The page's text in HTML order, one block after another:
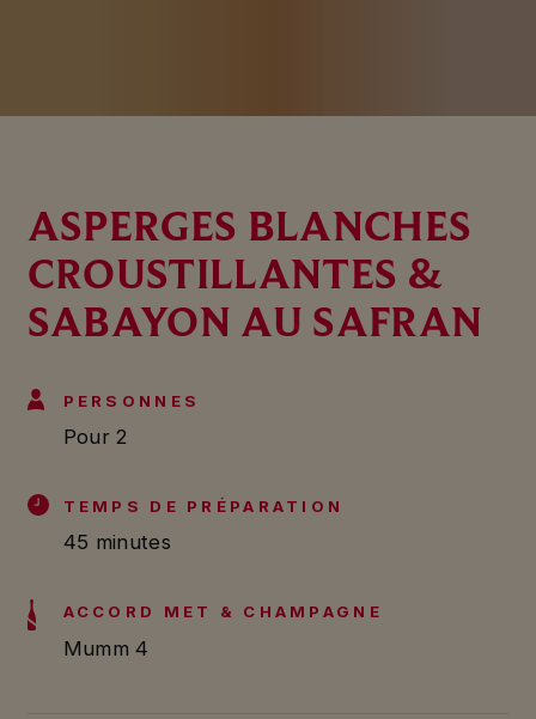
ASPERGES BLANCHES
CROUSTILLANTES &
SABAYON AU SAFRAN
PERSONNES
Pour 2
TEMPS DE PRÉPARATION
45 minutes
ACCORD MET & CHAMPAGNE
Mumm 4